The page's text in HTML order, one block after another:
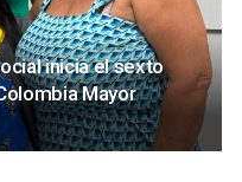
inicia el sexto
Mayor